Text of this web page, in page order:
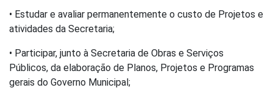
• Estudar e avaliar permanentemente o custo de Projetos e
atividades da Secretaria;
• Participar, junto à Secretaria de Obras e Serviços
Públicos, da elaboração de Planos, Projetos e Programas
gerais do Governo Municipal;